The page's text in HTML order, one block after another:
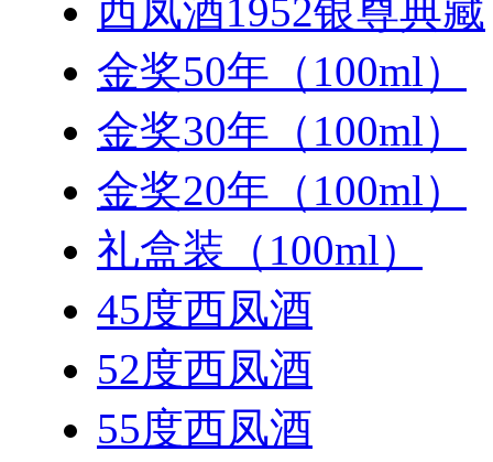
西凤酒1952银尊典藏
金奖50年（100ml）
金奖30年（100ml）
金奖20年（100ml）
礼盒装（100ml）
45度西凤酒
52度西凤酒
55度西凤酒